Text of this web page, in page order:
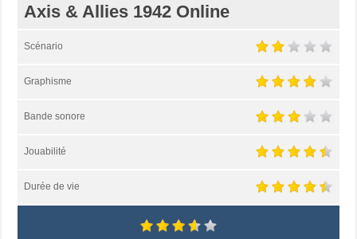
Axis & Allies 1942 Online
Scénario
Graphisme
Bande sonore
Jouabilité
Durée de vie